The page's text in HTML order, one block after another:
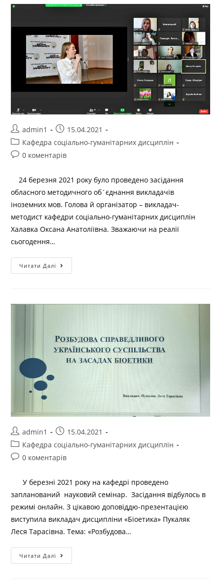
admin1
15.04.2021
Кафедра соціально-гуманітарних дисциплін
0 коментарів
24 березня 2021 року було проведено засідання
обласного методичного об´єднання викладачів
іноземних мов. Голова й організатор – викладач-
методист кафедри соціально-гуманітарних дисциплін
Халавка Оксана Анатоліївна. Зважаючи на реалії
сьогодення…
Читати Далі
admin1
15.04.2021
Кафедра соціально-гуманітарних дисциплін
0 коментарів
У березні 2021 року на кафедрі проведено
запланований науковий семінар. Засідання відбулось в
режимі онлайн. З цікавою доповіддю-презентацією
виступила викладач дисципліни «Біоетика» Пукаляк
Леся Тарасівна. Тема: «Розбудова…
Читати Далі